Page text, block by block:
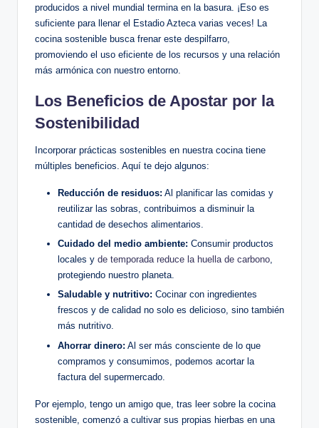
producidos a nivel mundial termina en la basura. ¡Eso es
suficiente para llenar el Estadio Azteca varias veces! La
cocina sostenible busca frenar este despilfarro,
promoviendo el uso eficiente de los recursos y una relación
más armónica con nuestro entorno.
Los Beneficios de Apostar por la
Sostenibilidad
Incorporar prácticas sostenibles en nuestra cocina tiene
múltiples beneficios. Aquí te dejo algunos:
Reducción de residuos: Al planificar las comidas y
reutilizar las sobras, contribuimos a disminuir la
cantidad de desechos alimentarios.
Cuidado del medio ambiente: Consumir productos
locales y de temporada reduce la huella de carbono,
protegiendo nuestro planeta.
Saludable y nutritivo: Cocinar con ingredientes
frescos y de calidad no solo es delicioso, sino también
más nutritivo.
Ahorrar dinero: Al ser más consciente de lo que
compramos y consumimos, podemos acortar la
factura del supermercado.
Por ejemplo, tengo un amigo que, tras leer sobre la cocina
sostenible, comenzó a cultivar sus propias hierbas en una